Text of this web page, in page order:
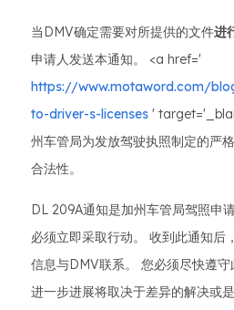
当DMV确定需要对所提供的文件进
申请人发送本通知。 <a href='
https://www.motaword.com/
to-driver-s-licenses '
州车管局为发放驾驶执照制定的严
合法性。
DL 209A通知是加州车管局驾照申
必须立即采取行动。 收到此通知后
信息与DMV联系。 您必须尽快遵
进一步进展将取决于差异的解决或